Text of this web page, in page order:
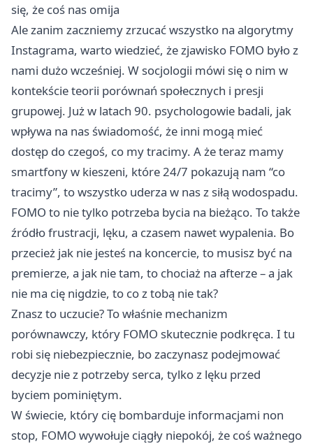
się, że coś nas omija
Ale zanim zaczniemy zrzucać wszystko na algorytmy
Instagrama, warto wiedzieć, że zjawisko FOMO było z
nami dużo wcześniej. W socjologii mówi się o nim w
kontekście teorii porównań społecznych i presji
grupowej. Już w latach 90. psychologowie badali, jak
wpływa na nas świadomość, że inni mogą mieć
dostęp do czegoś, co my tracimy. A że teraz mamy
smartfony w kieszeni, które 24/7 pokazują nam “co
tracimy”, to wszystko uderza w nas z siłą wodospadu.
FOMO to nie tylko potrzeba bycia na bieżąco. To także
źródło frustracji, lęku, a czasem nawet wypalenia. Bo
przecież jak nie jesteś na koncercie, to musisz być na
premierze, a jak nie tam, to chociaż na afterze – a jak
nie ma cię nigdzie, to co z tobą nie tak?
Znasz to uczucie? To właśnie mechanizm
porównawczy, który FOMO skutecznie podkręca. I tu
robi się niebezpiecznie, bo zaczynasz podejmować
decyzje nie z potrzeby serca, tylko z lęku przed
byciem pominiętym.
W świecie, który cię bombarduje informacjami non
stop, FOMO wywołuje ciągły niepokój, że coś ważnego